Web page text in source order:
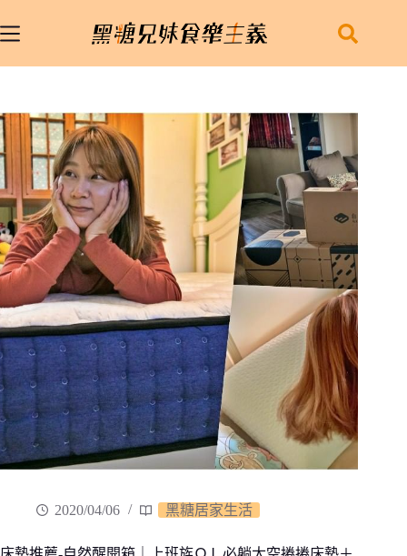
至
容
2020/04/06 黑糖居家生活